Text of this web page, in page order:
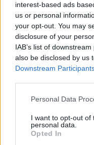
interest-based ads
us or personal
your opt-out. You may
disclosure of your
IAB’s list of
also be disclosed by us
Downstream
Please note that this
not limited to your visit
grant or deny consent
use your data for below
Personal Data
I want to opt-out of
personal data.
Opted In
#VALÓVILÁG #